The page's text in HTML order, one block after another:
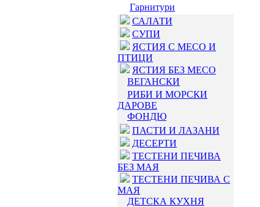
Гарнитури
САЛАТИ
СУПИ
ЯСТИЯ С МЕСО И
ПТИЦИ
ЯСТИЯ БЕЗ МЕСО
ВЕГАНСКИ
РИБИ И МОРСКИ
ДАРОВЕ
ФОНДЮ
ПАСТИ И ЛАЗАНИ
ДЕСЕРТИ
ТЕСТЕНИ ПЕЧИВА
БЕЗ МАЯ
ТЕСТЕНИ ПЕЧИВА С
МАЯ
ДЕТСКА КУХНЯ